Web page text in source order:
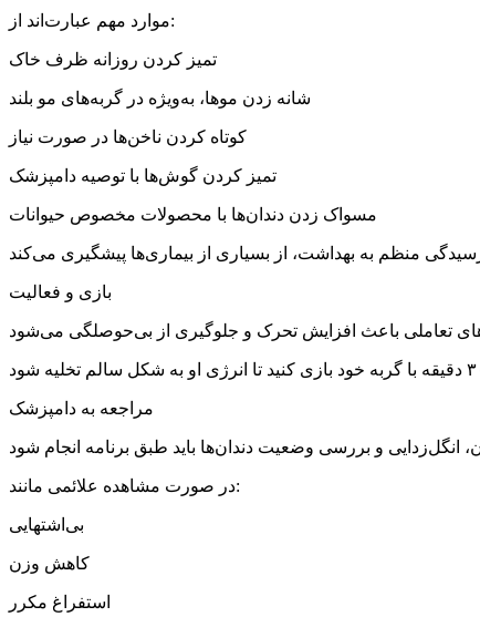
موارد مهم عبارت‌اند از:
تمیز کردن روزانه ظرف خاک
شانه زدن موها، به‌ویژه در گربه‌های مو بلند
کوتاه کردن ناخن‌ها در صورت نیاز
تمیز کردن گوش‌ها با توصیه دامپزشک
مسواک زدن دندان‌ها با محصولات مخصوص حیوانات
بازی و فعالیت
مراجعه به دامپزشک
در صورت مشاهده علائمی مانند:
بی‌اشتهایی
کاهش وزن
استفراغ مکرر